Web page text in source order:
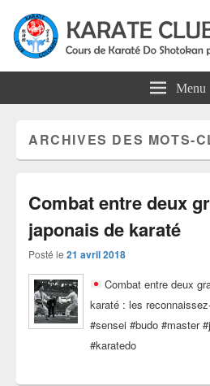
Karate Club Menu
ARCHIVES DES MOTS-
Combat entre deux
japonais de karaté
Posté le 21 avril 2018
Combat entre deux
karaté : les
#sensei #budo #master
#karatedo